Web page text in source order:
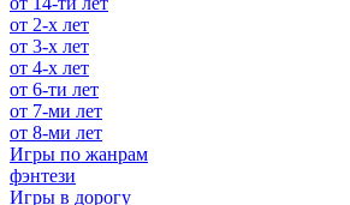
от 2-х лет
от 3-х лет
от 4-х лет
от 6-ти лет
от 7-ми лет
от 8-ми лет
Игры по жанрам
фэнтези
Игры в дорогу